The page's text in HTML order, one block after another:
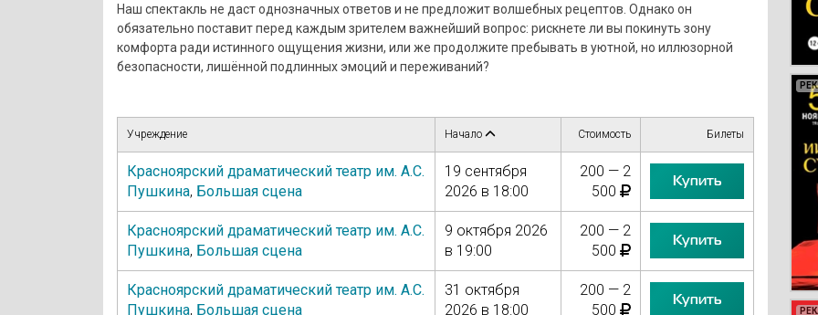
Наш спектакль не даст однозначных ответов и не предложит волшебных рецептов. Однако он
обязательно поставит перед каждым зрителем важнейший вопрос: рискнете ли вы покинуть зону
комфорта ради истинного ощущения жизни, или же продолжите пребывать в уютной, но иллюзорной
безопасности, лишённой подлинных эмоций и переживаний?
Учреждение Начало Стоимость Билеты
Красноярский драматический театр им. А.С.
Пушкина, Большая сцена
19 сентября
2026 в 18:00
200 — 2
500
Купить
Красноярский драматический театр им. А.С.
Пушкина, Большая сцена
9 октября 2026
в 19:00
200 — 2
500
Купить
Красноярский драматический театр им. А.С.
Пушкина, Большая сцена
31 октября
2026 в 18:00
200 — 2
500
Купить